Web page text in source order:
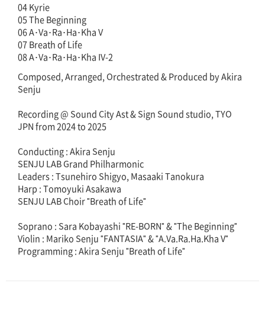
04 Kyrie
05 The Beginning
06 A･Va･Ra･Ha･Kha V
07 Breath of Life
08 A･Va･Ra･Ha･Kha IV-2
Composed, Arranged, Orchestrated & Produced by Akira
Senju
Recording @ Sound City Ast & Sign Sound studio, TYO
JPN from 2024 to 2025
Conducting : Akira Senju
SENJU LAB Grand Philharmonic
Leaders : Tsunehiro Shigyo, Masaaki Tanokura
Harp : Tomoyuki Asakawa
SENJU LAB Choir "Breath of Life"
Soprano : Sara Kobayashi "RE-BORN" & "The Beginning"
Violin : Mariko Senju "FANTASIA" & "A.Va.Ra.Ha.Kha V"
Programming : Akira Senju "Breath of Life"